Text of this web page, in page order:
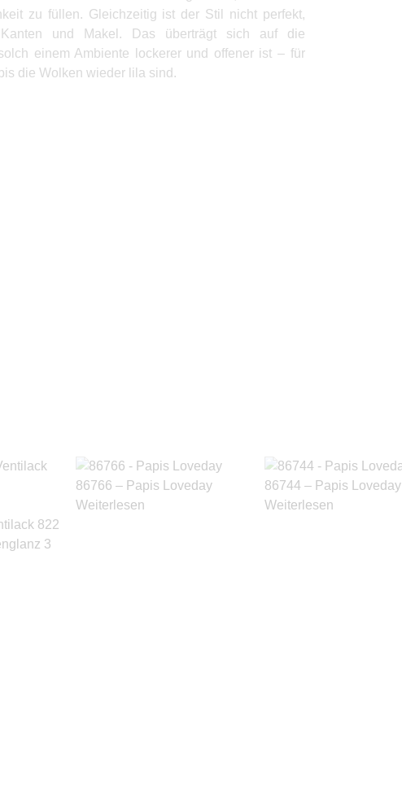
zu füllen. Gleichzeitig ist der Stil nicht perfekt,
Kanten und Makel. Das überträgt sich auf die
einem Ambiente lockerer und offener ist – für
die Wolken wieder lila sind.
822
3
86766 – Papis Loveday
Weiterlesen
86744 – Papis Loveday
Weiterlesen